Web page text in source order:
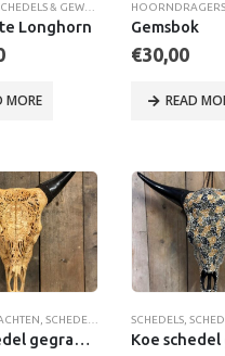
& GEWEIEN
Longhorn
MORE
HOORNDRAGERS
Gemsbok
€30,00
READ
SCHEDELS SCHEDELS & GEWEIEN
Koe schedel gegraveerd
SCHEDELS